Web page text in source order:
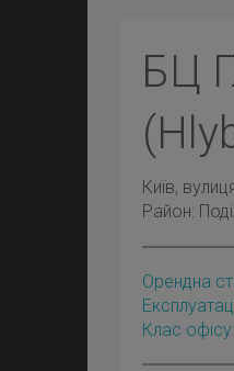
БЦ
Київ,
Район:
Орендна
Клас